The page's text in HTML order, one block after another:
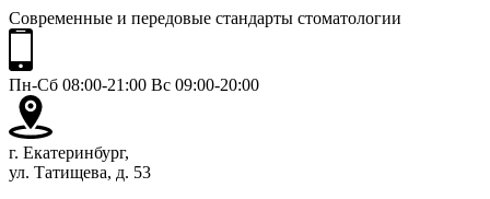
Современные и передовые стандарты стоматологии
Пн-Сб 08:00-21:00 Вс 09:00-20:00
г. Екатеринбург,
ул. Татищева, д. 53